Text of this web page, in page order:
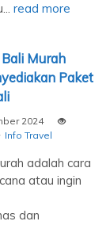
read more
Murah
Paket
2024
Info Travel
adalah cara
atau ingin
dan